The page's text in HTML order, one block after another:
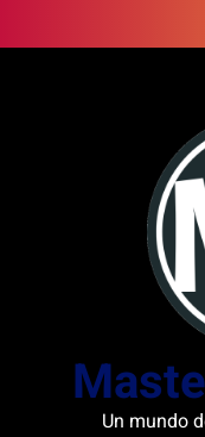
to
Un mundo